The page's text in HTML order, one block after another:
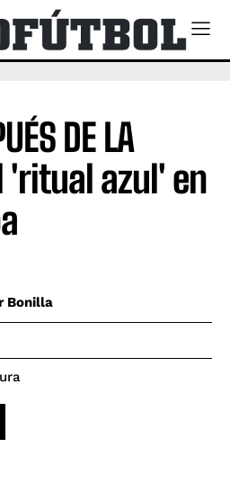
DE LA
'ritual azul' en
Bonilla